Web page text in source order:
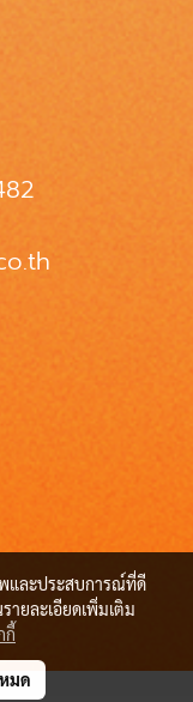
และประสบการณ์ที่ดี
ายละเอียดเพิ่มเติม
กี้
มด